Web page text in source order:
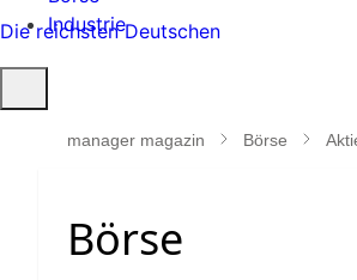
Industrie
öffnen
manager magazin Börse
Die reichsten Deutschen